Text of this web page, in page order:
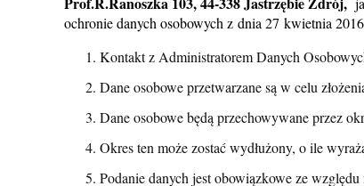
ochronie danych osobowych z dnia 27 kwietnia
Kontakt z Administratorem Danych
Dane osobowe przetwarzane są w celu
Dane osobowe będą przechowywane przez
Okres ten może zostać wydłużony, o ile
Podanie danych jest obowiązkowe ze